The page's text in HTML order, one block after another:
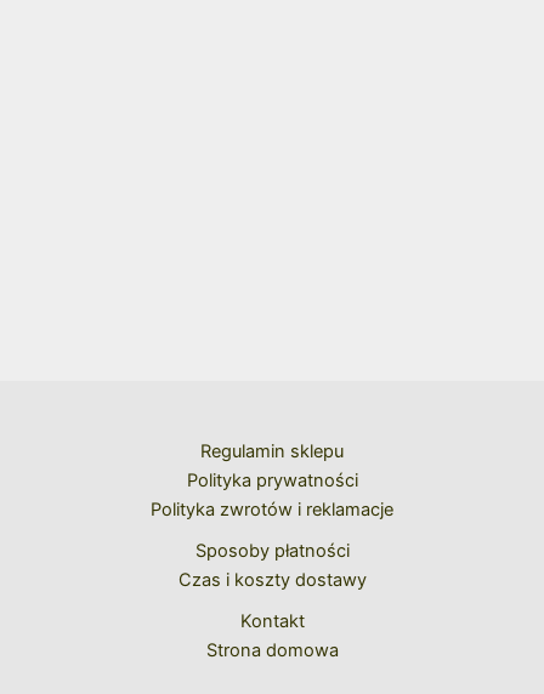
Regulamin sklepu
Polityka prywatności
Polityka zwrotów i reklamacje
Sposoby płatności
Czas i koszty dostawy
Kontakt
Strona domowa